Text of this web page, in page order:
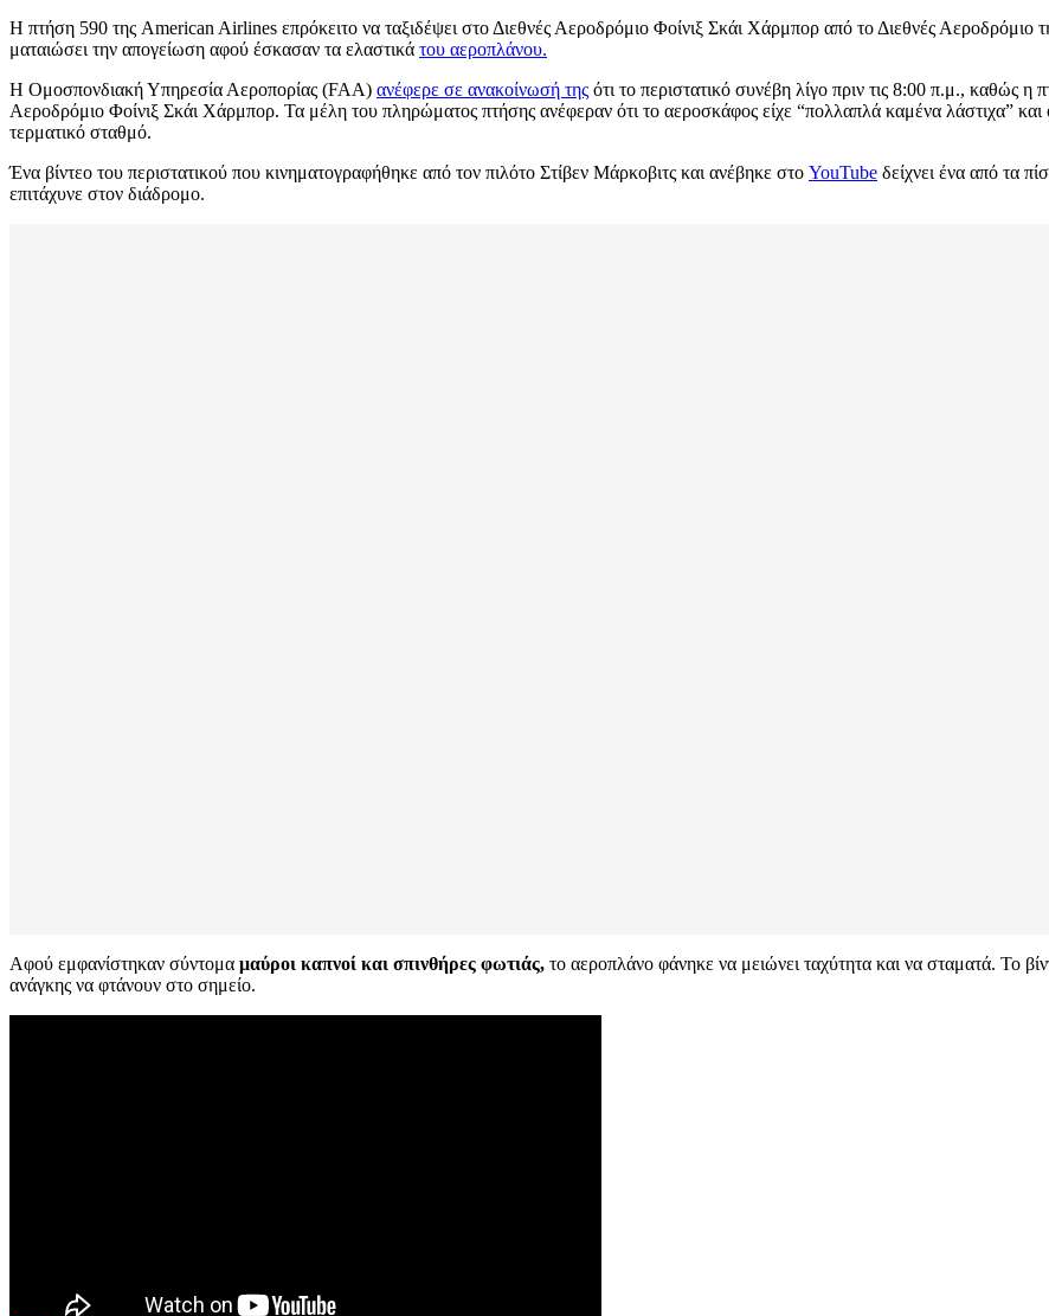
Η πτήση 590 της American Airlines επρόκειτο να ταξιδέψει στο Διεθνές Αεροδρόμιο Φοίνιξ Σκάι Χάρμπορ από το Διεθνές Αεροδρόμιο
ματαιώσει την απογείωση αφού έσκασαν τα ελαστικά του αεροπλάνου.
Η Ομοσπονδιακή Υπηρεσία Αεροπορίας (FAA) ανέφερε σε ανακοίνωσή της ότι το περιστατικό συνέβη λίγο πριν τις 8:00 π.μ., καθώς
Αεροδρόμιο Φοίνιξ Σκάι Χάρμπορ. Τα μέλη του πληρώματος πτήσης ανέφεραν ότι το αεροσκάφος είχε “πολλαπλά καμένα λάστιχα” και
τερματικό σταθμό.
Ένα βίντεο του περιστατικού που κινηματογραφήθηκε από τον πιλότο Στίβεν Μάρκοβιτς και ανέβηκε στο YouTube δείχνει ένα από τα
επιτάχυνε στον διάδρομο.
Αφού εμφανίστηκαν σύντομα μαύροι καπνοί και σπινθήρες φωτιάς, το αεροπλάνο φάνηκε να μειώνει ταχύτητα και να σταματά. Το
ανάγκης να φτάνουν στο σημείο.